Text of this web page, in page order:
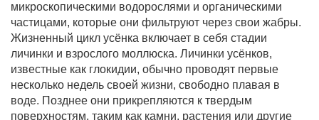
микроскопическими водорослями и органическими
частицами, которые они фильтруют через свои жабры.
Жизненный цикл усёнка включает в себя стадии
личинки и взрослого моллюска. Личинки усёнков,
известные как глокидии, обычно проводят первые
несколько недель своей жизни, свободно плавая в
воде. Позднее они прикрепляются к твердым
поверхностям, таким как камни, растения или другие